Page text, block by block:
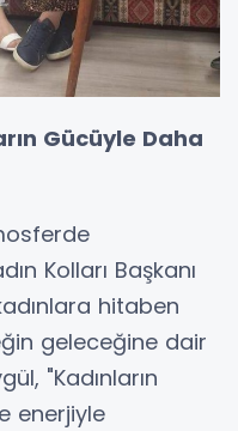
Gücüyle Daha
Kolları Başkanı
hitaben
geleceğine dair
"Kadınların
enerjiyle